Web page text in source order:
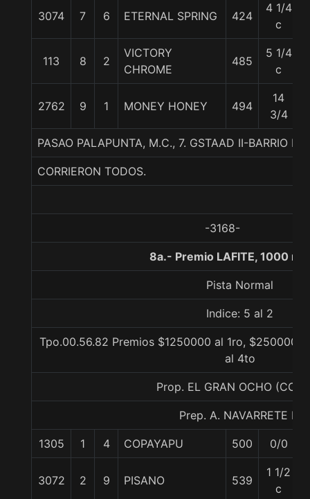
3074 7 6 ETERNAL SPRING 424
4 1/4
c
113 8 2
VICTORY
CHROME
485
5 1/4
c
2762 9 1 MONEY HONEY 494
14
3/4
PASAO PALAPUNTA, M.C., 7. GSTAAD II-BARRIO
CORRIERON TODOS.
-3168-
8a.- Premio LAFITE, 1000
Pista Normal
Indice: 5 al 2
Tpo.00.56.82 Premios $1250000 al 1ro, $250000
al 4to
Prop. EL GRAN OCHO
Prep. A. NAVARRETE B.
1305 1 4 COPAYAPU 500 0/0
3072 2 9 PISANO 539
1 1/2
c